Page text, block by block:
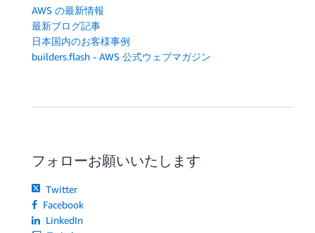
AWS の最新情報
最新ブログ記事
日本国内のお客様事例
builders.flash - AWS 公式ウェブマガジン
フォローお願いいたします
Twitter
Facebook
LinkedIn